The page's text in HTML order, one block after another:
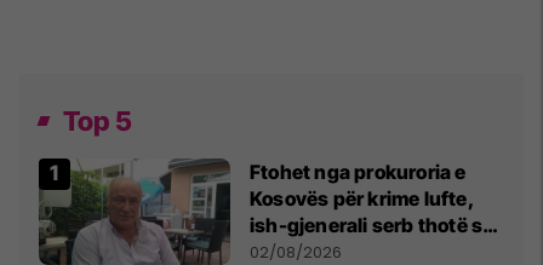
Top 5
Ftohet nga prokuroria e
Kosovës për krime lufte,
ish-gjenerali serb thotë se
dikush e tradhtoi në
02/08/2026